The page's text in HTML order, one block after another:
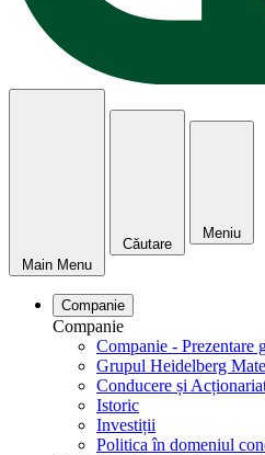
Main Menu
Căutare
Meniu
Companie
Companie
Companie - Prezentare
Grupul Heidelberg
Conducere și
Istoric
Investiții
Politica în domeniul